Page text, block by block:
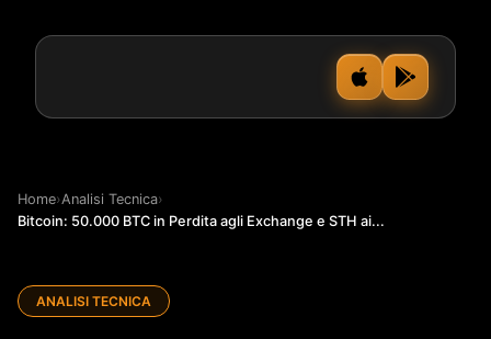
Home›Analisi Tecnica›
Bitcoin: 50.000 BTC in Perdita agli Exchange e STH ai...
ANALISI TECNICA